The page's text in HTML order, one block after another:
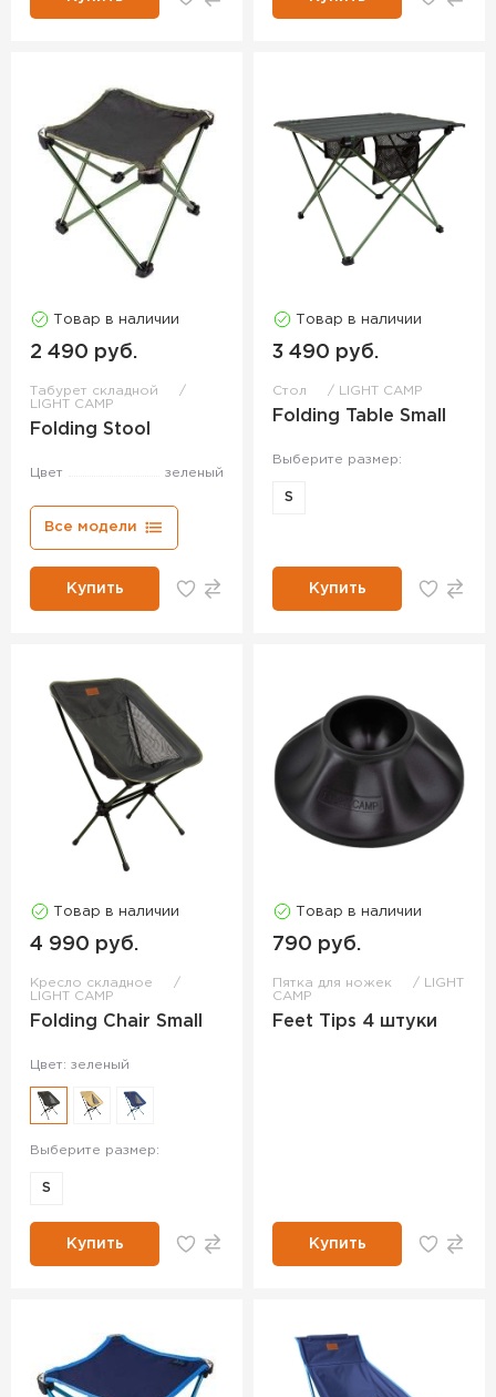
Товар в наличии
2 490 руб.
Табурет складной
LIGHT CAMP
Folding Stool
Цвет зеленый
Все модели
Купить
Товар в наличии
3 490 руб.
Стол LIGHT CAMP
Folding Table Small
Выберите размер:
S
Купить
Товар в наличии
4 990 руб.
Кресло складное
LIGHT CAMP
Folding Chair Small
Цвет: зеленый
Выберите размер:
S
Купить
Товар в наличии
790 руб.
Пятка для ножек
LIGHT
CAMP
Feet Tips 4 штуки
Купить